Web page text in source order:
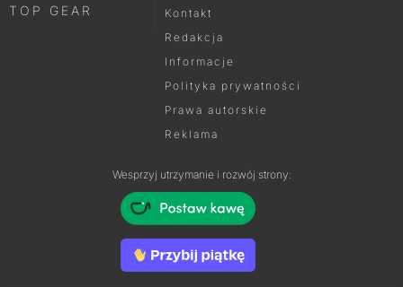
TOP GEAR
Kontakt
Redakcja
Informacje
Polityka prywatności
Prawa autorskie
Reklama
Wesprzyj utrzymanie i rozwój strony: